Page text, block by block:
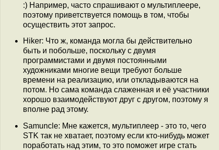
:) Например, часто спрашивают о мультиплеере,
поэтому приветствуется помощь в том, чтобы
осуществить этот запрос.
Hiker: Что ж, команда могла бы действительно
быть и побольше, поскольку с двумя
программистами и двумя постоянными
художниками многие вещи требуют больше
времени на реализацию, или откладываются на
потом. Но сама команда слаженная и её участники
хорошо взаимодействуют друг с другом, поэтому я
вполне рад этому.
Samuncle: Мне кажется, мультиплеер - это то, чего
STK так не хватает, поэтому если кто-нибудь может
поработать над этим, то это поможет игре стать